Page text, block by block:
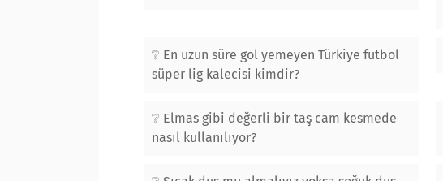
En uzun süre gol yemeyen Türkiye futbol
süper lig kalecisi kimdir?
Elmas gibi değerli bir taş cam kesmede
nasıl kullanılıyor?